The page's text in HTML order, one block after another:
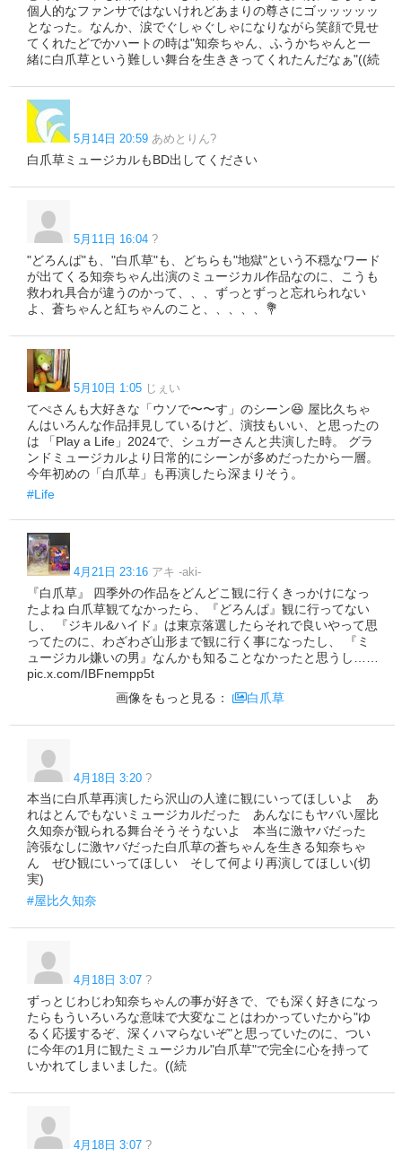
個人的なファンサではないけれどあまりの尊さにゴッッッッッ
となった。なんか、涙でぐしゃぐしゃになりながら笑顔で見せ
てくれたどでかハートの時は"知奈ちゃん、ふうかちゃんと一
緒に白爪草という難しい舞台を生ききってくれたんだなぁ"((続
5月14日 20:59 あめとりん?
白爪草ミュージカルもBD出してください
5月11日 16:04 ?
"どろんぱ"も、"白爪草"も、どちらも"地獄"という不穏なワード
が出てくる知奈ちゃん出演のミュージカル作品なのに、こうも
救われ具合が違うのかって、、、ずっとずっと忘れられない
よ、蒼ちゃんと紅ちゃんのこと、、、、、💐
5月10日 1:05 じぇい
てぺさんも大好きな「ウソで〜〜す」のシーン😆 屋比久ちゃ
んはいろんな作品拝見しているけど、演技もいい、と思ったの
は 「Play a Life」2024で、シュガーさんと共演した時。 グラ
ンドミュージカルより日常的にシーンが多めだったから一層。
今年初めの「白爪草」も再演したら深まりそう。
#Life
4月21日 23:16 アキ -aki-
『白爪草』 四季外の作品をどんどこ観に行くきっかけになっ
たよね 白爪草観てなかったら、『どろんぱ』観に行ってない
し、 『ジキル&ハイド』は東京落選したらそれで良いやって思
ってたのに、わざわざ山形まで観に行く事になったし、 『ミ
ュージカル嫌いの男』なんかも知ることなかったと思うし……
pic.x.com/IBFnempp5t
画像をもっと見る：
白爪草
4月18日 3:20 ?
本当に白爪草再演したら沢山の人達に観にいってほしいよ あ
れはとんでもないミュージカルだった あんなにもヤバい屋比
久知奈が観られる舞台そうそうないよ 本当に激ヤバだった
誇張なしに激ヤバだった白爪草の蒼ちゃんを生きる知奈ちゃ
ん ぜひ観にいってほしい そして何より再演してほしい(切
実)
#屋比久知奈
4月18日 3:07 ?
ずっとじわじわ知奈ちゃんの事が好きで、でも深く好きになっ
たらもういろいろな意味で大変なことはわかっていたから"ゆ
るく応援するぞ、深くハマらないぞ"と思っていたのに、つい
に今年の1月に観たミュージカル"白爪草"で完全に心を持って
いかれてしまいました。((続
4月18日 3:07 ?